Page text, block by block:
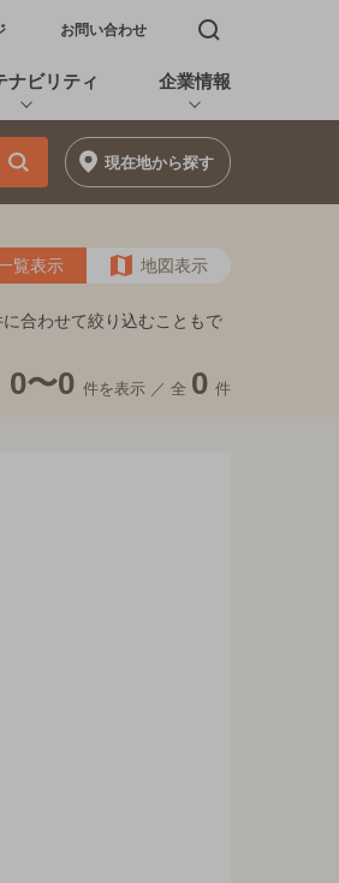
く お問い合わせ 検索窓を開く
ナビリティ 企業情報
現在地から探す
覧表示 地図表示
合わせて絞り込むこともで
0〜0 件を表示 ／ 全 0 件